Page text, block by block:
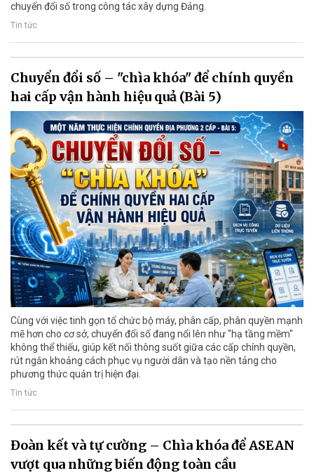
chuyển đổi số trong công tác xây dựng Đảng.
Tin tức
Chuyển đổi số – "chìa khóa" để chính quyền
hai cấp vận hành hiệu quả (Bài 5)
Cùng với việc tinh gọn tổ chức bộ máy, phân cấp, phân quyền mạnh
mẽ hơn cho cơ sở, chuyển đổi số đang nổi lên như "hạ tầng mềm"
không thể thiếu, giúp kết nối thông suốt giữa các cấp chính quyền,
rút ngắn khoảng cách phục vụ người dân và tạo nền tảng cho
phương thức quản trị hiện đại.
Tin tức
Đoàn kết và tự cường – Chìa khóa để ASEAN
vượt qua những biến động toàn cầu